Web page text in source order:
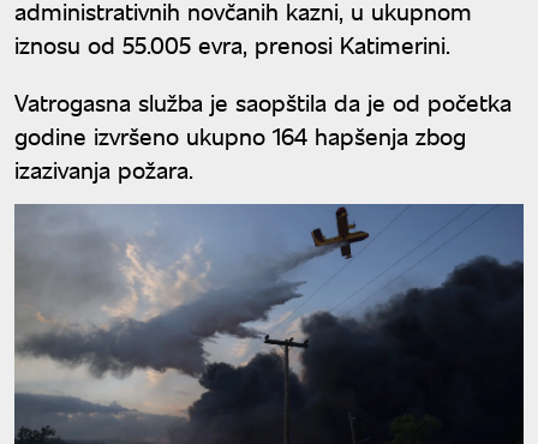
administrativnih novčanih kazni, u ukupnom
iznosu od 55.005 evra, prenosi Katimerini.
Vatrogasna služba je saopštila da je od početka
godine izvršeno ukupno 164 hapšenja zbog
izazivanja požara.